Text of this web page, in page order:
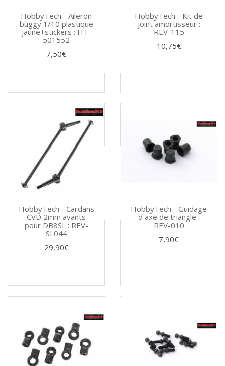
HobbyTech - Aileron
buggy 1/10 plastique
jaune+stickers : HT-
501552
7,50€
HobbyTech - Kit de
joint amortisseur :
REV-115
10,75€
HobbyTech - Cardans
CVD 2mm avants
pour DB8SL : REV-
SL044
29,90€
HobbyTech - Guidage
d axe de triangle :
REV-010
7,90€